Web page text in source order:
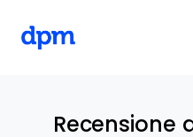
Recensione